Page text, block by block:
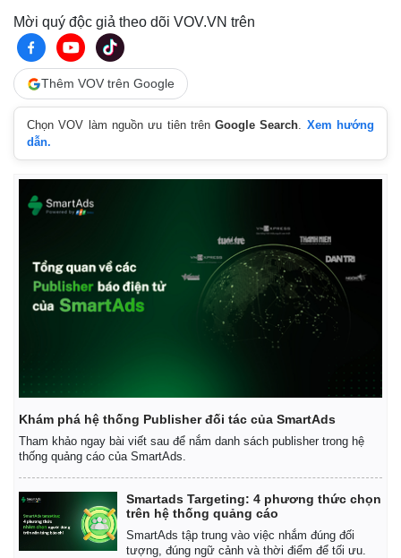
Sức khỏe
Dinh dưỡng - món ngon
Cây thuốc
Sản phụ khoa
Nhi khoa
Nam khoa
Làm đẹp - giảm cân
Phòng mạch online
Ăn sạch sống khỏe
Nhà đẹp
Blog
Tình yêu - Gia đình
Mời quý độc giả theo dõi VOV.VN trên
Thêm VOV trên Google
Chọn VOV làm nguồn ưu tiên trênGoogle Search. Xem hướng
dẫn.
Khám phá hệ thống Publisher đối tác của SmartAds
Tham khảo ngay bài viết sau để nắm danh sách publisher trong hệ
thống quảng cáo của SmartAds.
Smartads Targeting: 4 phương thức chọn
trên hệ thống quảng cáo
SmartAds tập trung vào việc nhắm đúng đối
tượng, đúng ngữ cảnh và thời điểm để tối ưu.